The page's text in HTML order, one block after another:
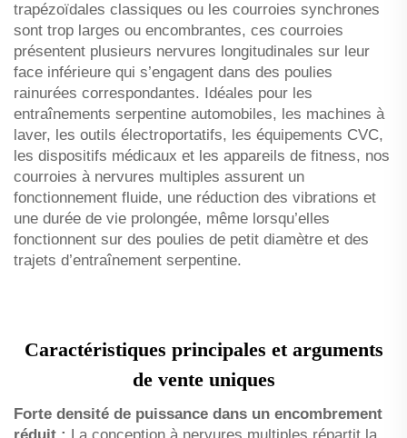
trapézoïdales classiques ou les courroies synchrones
sont trop larges ou encombrantes, ces courroies
présentent plusieurs nervures longitudinales sur leur
face inférieure qui s’engagent dans des poulies
rainurées correspondantes. Idéales pour les
entraînements serpentine automobiles, les machines à
laver, les outils électroportatifs, les équipements CVC,
les dispositifs médicaux et les appareils de fitness, nos
courroies à nervures multiples assurent un
fonctionnement fluide, une réduction des vibrations et
une durée de vie prolongée, même lorsqu’elles
fonctionnent sur des poulies de petit diamètre et des
trajets d’entraînement serpentine.
Caractéristiques principales et arguments
de vente uniques
Forte densité de puissance dans un encombrement